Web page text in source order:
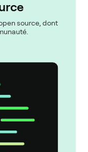
source, dont